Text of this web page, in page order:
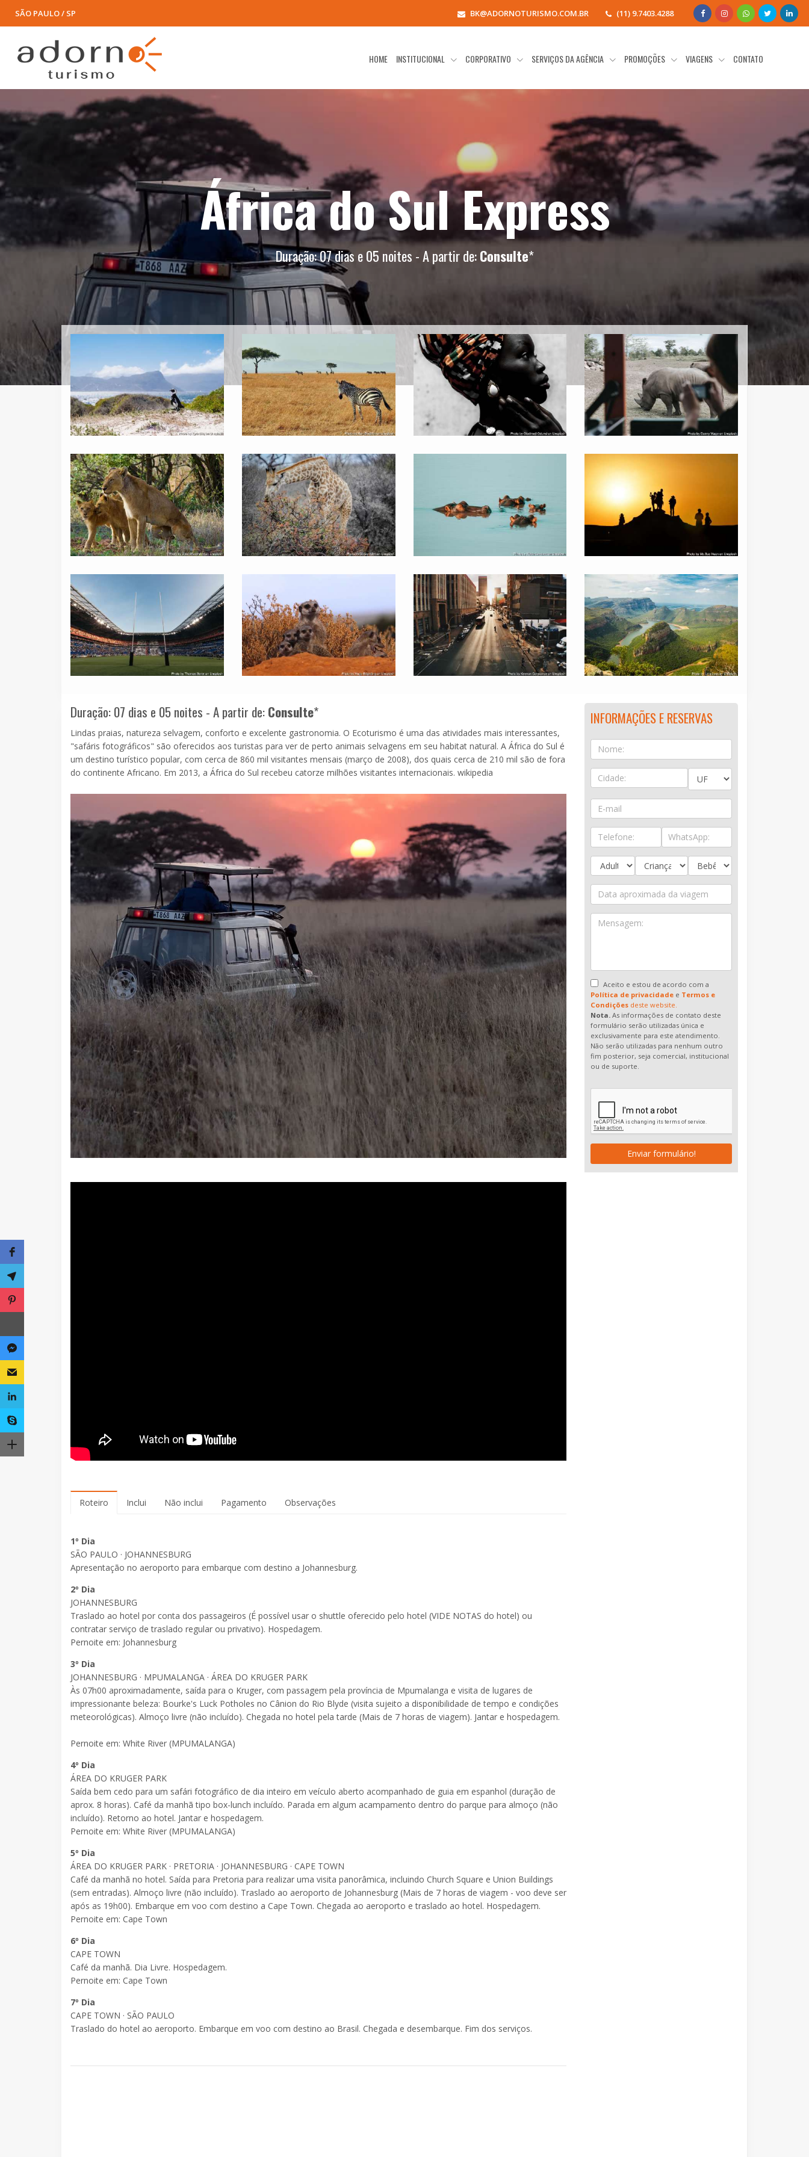
SÃO PAULO / SP BK@ADORNOTURISMO.COM.BR (11) 9.7403.4288
HOME INSTITUCIONAL CORPORATIVO SERVIÇOS DA AGÊNCIA PROMOÇÕES VIAGENS CONTATO
África do Sul Express
Duração: 07 dias e 05 noites - A partir de:Consulte*
Duração: 07 dias e 05 noites - A partir de:Consulte*
Lindas praias, natureza selvagem, conforto e excelente gastronomia. O Ecoturismo é uma das atividades mais interessantes,
"safáris fotográficos" são oferecidos aos turistas para ver de perto animais selvagens em seu habitat natural. A África do Sul é
um destino turístico popular, com cerca de 860 mil visitantes mensais (março de 2008), dos quais cerca de 210 mil são de fora
do continente Africano. Em 2013, a África do Sul recebeu catorze milhões visitantes internacionais. wikipedia
Roteiro Inclui Não inclui Pagamento Observações
1º Dia
SÃO PAULO · JOHANNESBURG
Apresentação no aeroporto para embarque com destino a Johannesburg.
2º Dia
JOHANNESBURG
Traslado ao hotel por conta dos passageiros (É possível usar o shuttle oferecido pelo hotel (VIDE NOTAS do hotel) ou
contratar serviço de traslado regular ou privativo). Hospedagem.
Pernoite em: Johannesburg
3º Dia
JOHANNESBURG · MPUMALANGA · ÁREA DO KRUGER PARK
Às 07h00 aproximadamente, saída para o Kruger, com passagem pela província de Mpumalanga e visita de lugares de
impressionante beleza: Bourke's Luck Potholes no Cânion do Rio Blyde (visita sujeito a disponibilidade de tempo e condições
meteorológicas). Almoço livre (não incluído). Chegada no hotel pela tarde (Mais de 7 horas de viagem). Jantar e hospedagem.
Pernoite em: White River (MPUMALANGA)
4º Dia
ÁREA DO KRUGER PARK
Saída bem cedo para um safári fotográfico de dia inteiro em veículo aberto acompanhado de guia em espanhol (duração de
aprox. 8 horas). Café da manhã tipo box-lunch incluído. Parada em algum acampamento dentro do parque para almoço (não
incluído). Retorno ao hotel. Jantar e hospedagem.
Pernoite em: White River (MPUMALANGA)
5º Dia
ÁREA DO KRUGER PARK · PRETORIA · JOHANNESBURG · CAPE TOWN
Café da manhã no hotel. Saída para Pretoria para realizar uma visita panorâmica, incluindo Church Square e Union Buildings
(sem entradas). Almoço livre (não incluído). Traslado ao aeroporto de Johannesburg (Mais de 7 horas de viagem - voo deve ser
após as 19h00). Embarque em voo com destino a Cape Town. Chegada ao aeroporto e traslado ao hotel. Hospedagem.
Pernoite em: Cape Town
6º Dia
CAPE TOWN
Café da manhã. Dia Livre. Hospedagem.
Pernoite em: Cape Town
7º Dia
CAPE TOWN · SÃO PAULO
Traslado do hotel ao aeroporto. Embarque em voo com destino ao Brasil. Chegada e desembarque. Fim dos serviços.
INFORMAÇÕES E RESERVAS
Aceito e estou de acordo com a
Política de privacidade e Termos e
Condições deste website.
Nota. As informações de contato deste
formulário serão utilizadas única e
exclusivamente para este atendimento.
Não serão utilizadas para nenhum outro
fim posterior, seja comercial, institucional
ou de suporte.
Enviar formulário!